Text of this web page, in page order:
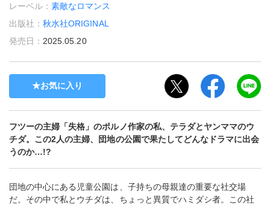
レーベル：素敵なロマンス
出版社：秋水社ORIGINAL
発売日： 2025.05.20
お気に入り
フツーの主婦「失格」のポルノ作家の私、テラダとヤンママのウ
チダ。この2人の主婦、団地の公園で果たしてどんなドラマに出会
うのか…!?
団地の中心にある児童公園は、子持ちの母親達の重要な社交場
だ。その中で私とウチダは、ちょっと異質でハミダシ者。この社